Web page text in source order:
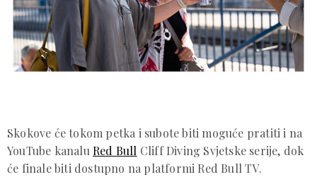
Skokove će tokom petka i subote biti moguće pratiti i na
YouTube kanalu Red Bull Cliff Diving Svjetske serije, dok
će finale biti dostupno na platformi Red Bull TV.